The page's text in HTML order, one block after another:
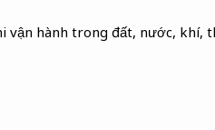
vận hành trong đất, nước, khí,